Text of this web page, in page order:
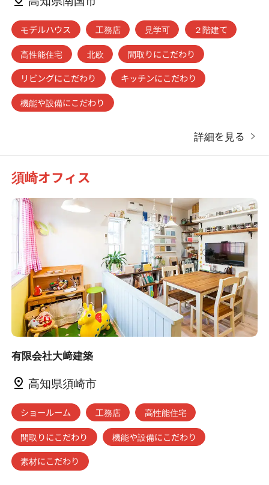
モデルハウス 工務店 見学可
２階建て
高性能住宅
北欧
間取りにこだわり
リビングにこだわり
キッチンにこだわり
機能や設備にこだわり
詳細を見る
須崎オフィス
有限会社大﨑建築
高知県須崎市
ショールーム 工務店
高性能住宅
間取りにこだわり
機能や設備にこだわり
素材にこだわり